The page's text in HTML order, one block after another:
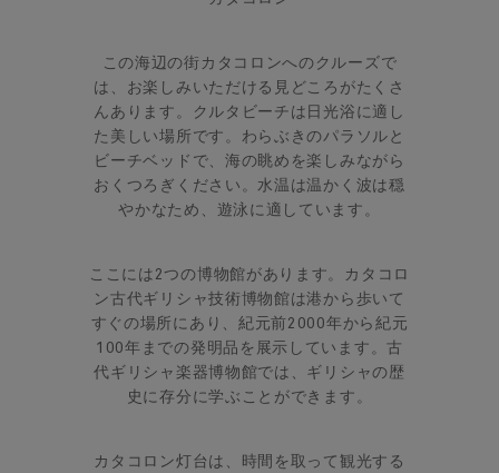
この海辺の街カタコロンへのクルーズで
は、お楽しみいただける見どころがたくさ
んあります。クルタビーチは日光浴に適し
た美しい場所です。わらぶきのパラソルと
ビーチベッドで、海の眺めを楽しみながら
おくつろぎください。水温は温かく波は穏
やかなため、遊泳に適しています。
ここには2つの博物館があります。カタコロ
ン古代ギリシャ技術博物館は港から歩いて
すぐの場所にあり、紀元前2000年から紀元
100年までの発明品を展示しています。古
代ギリシャ楽器博物館では、ギリシャの歴
史に存分に学ぶことができます。
カタコロン灯台は、時間を取って観光する